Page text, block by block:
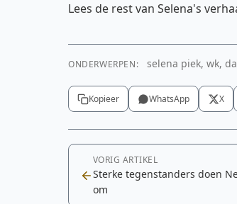
Lees de rest van Selena's
ONDERWERPEN: selena piek, wk,
Kopieer WhatsApp X
VORIG ARTIKEL
Sterke tegenstanders doen
om